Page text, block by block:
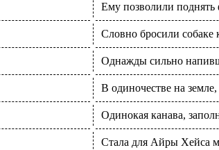
Ему позволили поднять
Словно бросили собаке
Однажды сильно
В одиночестве на
Одинокая канава,
Стала для Айры Хейса